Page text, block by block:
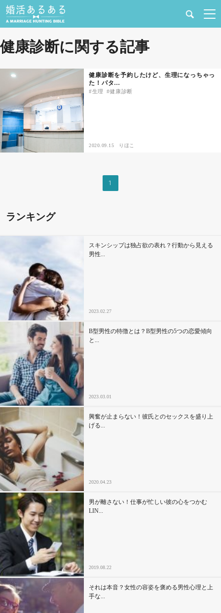
健康
恋愛の悩み
出会い
合コン・街コン
あるある
ドキドキ
仕事とキャリア
特集
占い・診断
ファッション・美容
グルメ
趣味・旅行
セックスライフ
不倫・だめ男
感動
心の処方箋
カルチャー・トレンド・芸能
驚き
健康診断に関する記事
健康診断を予約したけど、生理になっちゃっ
た！パタ…
生理 健康診断
2020.09.15 りほこ
1
ランキング
スキンシップは独占欲の表れ？行動から見える
男性...
2023.02.27
B型男性の特徴とは？B型男性の5つの恋愛傾向
と...
2023.03.01
興奮が止まらない！彼氏とのセックスを盛り上
げる...
2020.04.23
男が離さない！仕事が忙しい彼の心をつかむ
LIN...
2019.08.22
それは本音？女性の容姿を褒める男性心理と上
手な...